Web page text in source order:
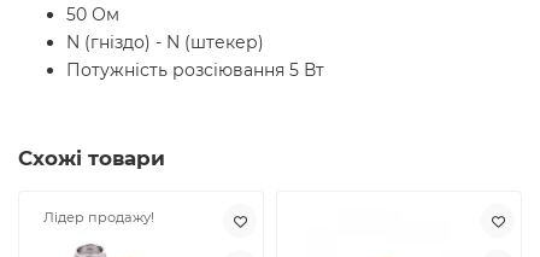
50 Ом
N (гніздо) - N (штекер)
Потужність розсіювання 5 Вт
Схожі товари
Лідер продажу!